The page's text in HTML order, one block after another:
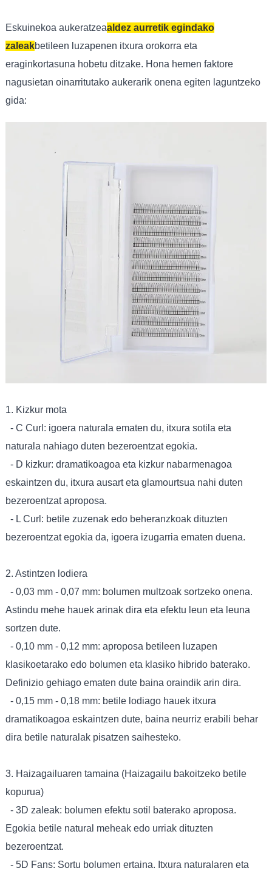
Eskuinekoa aukeratzeaaldez aurretik egindako
zaleakbetileen luzapenen itxura orokorra eta
eraginkortasuna hobetu ditzake. Hona hemen faktore
nagusietan oinarritutako aukerarik onena egiten laguntzeko
gida:
1. Kizkur mota
- C Curl: igoera naturala ematen du, itxura sotila eta
naturala nahiago duten bezeroentzat egokia.
- D kizkur: dramatikoagoa eta kizkur nabarmenagoa
eskaintzen du, itxura ausart eta glamourtsua nahi duten
bezeroentzat aproposa.
- L Curl: betile zuzenak edo beheranzkoak dituzten
bezeroentzat egokia da, igoera izugarria ematen duena.
2. Astintzen lodiera
- 0,03 mm - 0,07 mm: bolumen multzoak sortzeko onena.
Astindu mehe hauek arinak dira eta efektu leun eta leuna
sortzen dute.
- 0,10 mm - 0,12 mm: aproposa betileen luzapen
klasikoetarako edo bolumen eta klasiko hibrido baterako.
Definizio gehiago ematen dute baina oraindik arin dira.
- 0,15 mm - 0,18 mm: betile lodiago hauek itxura
dramatikoagoa eskaintzen dute, baina neurriz erabili behar
dira betile naturalak pisatzen saihesteko.
3. Haizagailuaren tamaina (Haizagailu bakoitzeko betile
kopurua)
- 3D zaleak: bolumen efektu sotil baterako aproposa.
Egokia betile natural meheak edo urriak dituzten
bezeroentzat.
- 5D Fans: Sortu bolumen ertaina. Itxura naturalaren eta